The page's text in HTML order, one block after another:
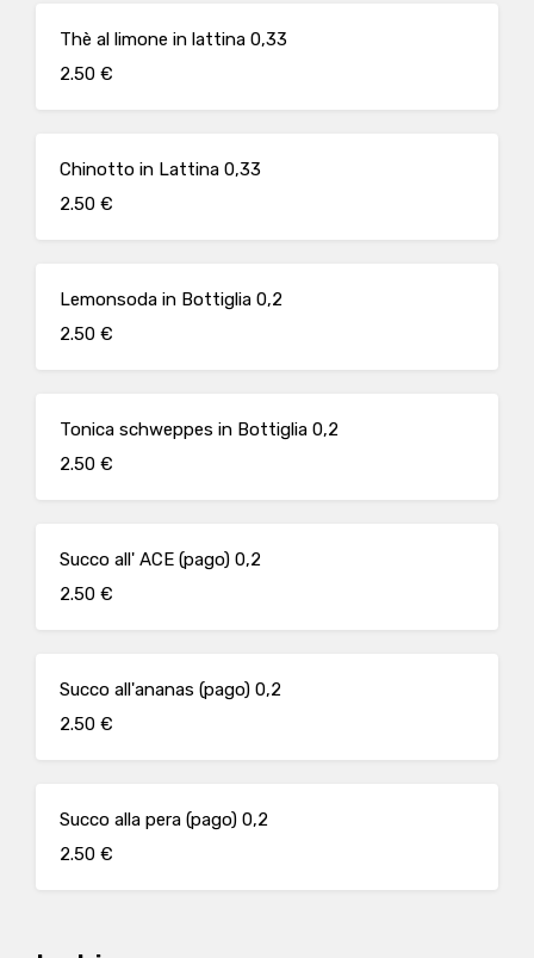
Thè al limone in lattina 0,33
2.50 €
Chinotto in Lattina 0,33
2.50 €
Lemonsoda in Bottiglia 0,2
2.50 €
Tonica schweppes in Bottiglia 0,2
2.50 €
Succo all' ACE (pago) 0,2
2.50 €
Succo all'ananas (pago) 0,2
2.50 €
Succo alla pera (pago) 0,2
2.50 €